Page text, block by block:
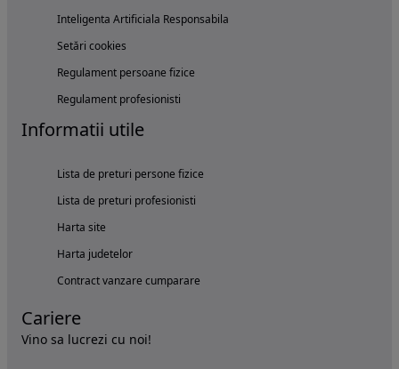
Inteligenta Artificiala Responsabila
Setări cookies
Regulament persoane fizice
Regulament profesionisti
Informatii utile
Lista de preturi persone fizice
Lista de preturi profesionisti
Harta site
Harta judetelor
Contract vanzare cumparare
Cariere
Vino sa lucrezi cu noi!